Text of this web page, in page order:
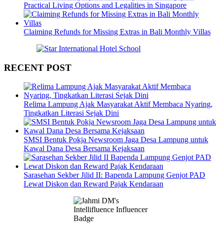
Practical Living Options and Legalities in Singapore
Claiming Refunds for Missing Extras in Bali Monthly Villas
RECENT POST
Relima Lampung Ajak Masyarakat Aktif Membaca Nyaring,
Tingkatkan Literasi Sejak Dini
SMSI Bentuk Pokja Newsroom Jaga Desa Lampung untuk
Kawal Dana Desa Bersama Kejaksaan
Sarasehan Sekber Jilid II: Bapenda Lampung Genjot PAD
Lewat Diskon dan Reward Pajak Kendaraan